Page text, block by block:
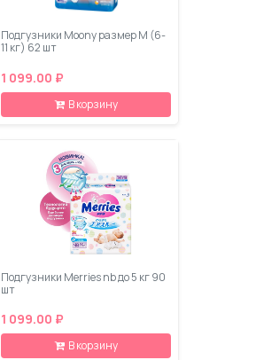
Подгузники Moony размер M (6-
11 кг) 62 шт
1 099.00 ₽
В корзину
Подгузники Merries nb до 5 кг 90
шт
1 099.00 ₽
В корзину